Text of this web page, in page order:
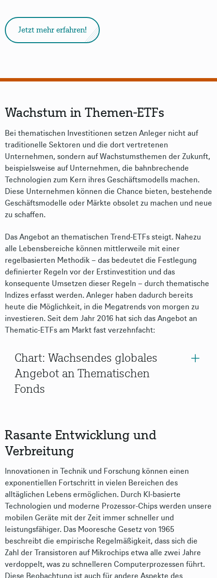
Jetzt mehr erfahren!
Wachstum in Themen-ETFs
Bei thematischen Investitionen setzen Anleger nicht auf
traditionelle Sektoren und die dort vertretenen
Unternehmen, sondern auf Wachstumsthemen der Zukunft,
beispielsweise auf Unternehmen, die bahnbrechende
Technologien zum Kern ihres Geschäftsmodells machen.
Diese Unternehmen können die Chance bieten, bestehende
Geschäftsmodelle oder Märkte obsolet zu machen und neue
zu schaffen.
Das Angebot an thematischen Trend-ETFs steigt. Nahezu
alle Lebensbereiche können mittlerweile mit einer
regelbasierten Methodik – das bedeutet die Festlegung
definierter Regeln vor der Erstinvestition und das
konsequente Umsetzen dieser Regeln – durch thematische
Indizes erfasst werden. Anleger haben dadurch bereits
heute die Möglichkeit, in die Megatrends von morgen zu
investieren. Seit dem Jahr 2016 hat sich das Angebot an
Thematic-ETFs am Markt fast verzehnfacht:
Chart: Wachsendes globales
Angebot an Thematischen
Fonds
Rasante Entwicklung und
Verbreitung
Innovationen in Technik und Forschung können einen
exponentiellen Fortschritt in vielen Bereichen des
alltäglichen Lebens ermöglichen. Durch KI-basierte
Technologien und moderne Prozessor-Chips werden unsere
mobilen Geräte mit der Zeit immer schneller und
leistungsfähiger. Das Mooresche Gesetz von 1965
beschreibt die empirische Regelmäßigkeit, dass sich die
Zahl der Transistoren auf Mikrochips etwa alle zwei Jahre
verdoppelt, was zu schnelleren Computerprozessen führt.
Diese Beobachtung ist auch für andere Aspekte des